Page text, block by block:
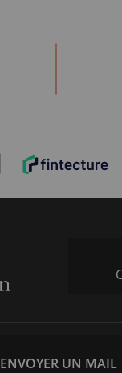
ENVOYER UN MAIL